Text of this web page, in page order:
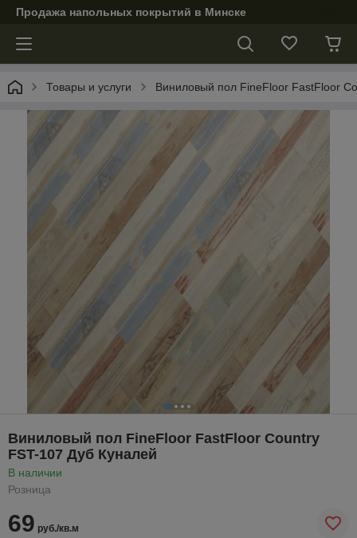
Продажа напольных покрытий в Минске
Товары и услуги Виниловый пол FineFloor FastFloor
Виниловый пол FineFloor FastFloor Country
FST-107 Дуб Куналей
В наличии
Розница
69 руб./кв.м